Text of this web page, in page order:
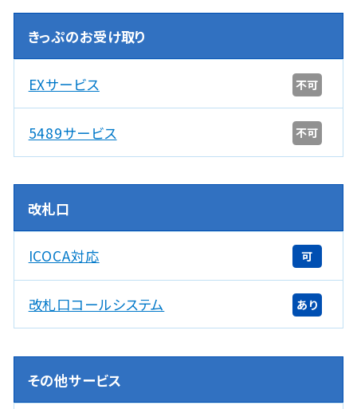
きっぷのお受け取り
EXサービス 不可
5489サービス 不可
改札口
ICOCA対応 可
改札口コールシステム あり
その他サービス